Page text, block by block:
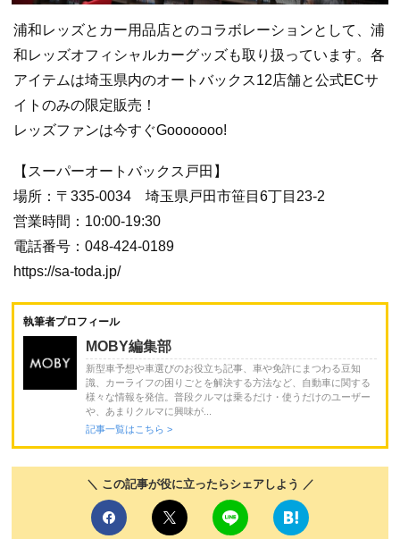
浦和レッズとカー用品店とのコラボレーションとして、浦
和レッズオフィシャルカーグッズも取り扱っています。各
アイテムは埼玉県内のオートバックス12店舗と公式ECサ
イトのみの限定販売！
レッズファンは今すぐGooooooo!
【スーパーオートバックス戸田】
場所：〒335-0034 埼玉県戸田市笹目6丁目23-2
営業時間：10:00-19:30
電話番号：048-424-0189
https://sa-toda.jp/
執筆者プロフィール
MOBY編集部
新型車予想や車選びのお役立ち記事、車や免許にまつわる豆知
識、カーライフの困りごとを解決する方法など、自動車に関する
様々な情報を発信。普段クルマは乗るだけ・使うだけのユーザー
や、あまりクルマに興味が...
記事一覧はこちら >
＼ この記事が役に立ったらシェアしよう ／